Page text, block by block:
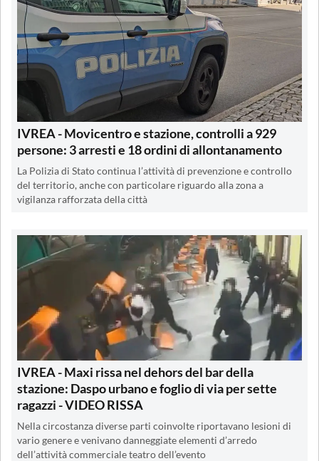
IVREA - Movicentro e stazione, controlli a 929
persone: 3 arresti e 18 ordini di allontanamento
La Polizia di Stato continua l’attività di prevenzione e controllo
del territorio, anche con particolare riguardo alla zona a
vigilanza rafforzata della città
IVREA - Maxi rissa nel dehors del bar della
stazione: Daspo urbano e foglio di via per sette
ragazzi - VIDEO RISSA
Nella circostanza diverse parti coinvolte riportavano lesioni di
vario genere e venivano danneggiate elementi d’arredo
dell’attività commerciale teatro dell’evento